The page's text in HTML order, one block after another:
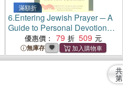
滿額折
6.Entering Jewish Prayer ─ A
Guide to Personal Devotion
and the Worship Service
優惠價： 79 509
無庫存
共
第